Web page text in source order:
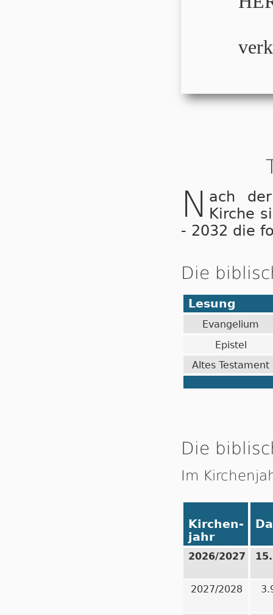
N ach
Kirche
- 2032 die
Die
Lesung
Evangelium
Epistel
Altes Testament
Die
Im
Kirchen-
jahr
2026/2027
2027/2028